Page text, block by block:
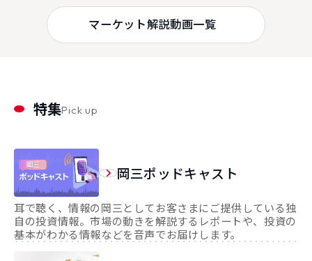
マーケット解説動画一覧
特集Pick up
岡三ポッドキャスト
耳で聴く、情報の岡三としてお客さまにご提供している独
自の投資情報。市場の動きを解説するレポートや、投資の
基本がわかる情報などを音声でお届けします。